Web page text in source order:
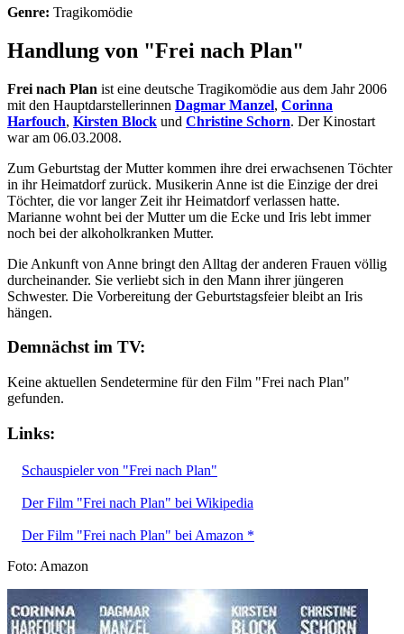
Genre: Tragikomödie
Handlung von "Frei nach Plan"
Frei nach Plan ist eine deutsche Tragikomödie aus dem Jahr 2006
mit den Hauptdarstellerinnen Dagmar Manzel, Corinna
Harfouch, Kirsten Block und Christine Schorn. Der Kinostart
war am 06.03.2008.
Zum Geburtstag der Mutter kommen ihre drei erwachsenen Töchter
in ihr Heimatdorf zurück. Musikerin Anne ist die Einzige der drei
Töchter, die vor langer Zeit ihr Heimatdorf verlassen hatte.
Marianne wohnt bei der Mutter um die Ecke und Iris lebt immer
noch bei der alkoholkranken Mutter.
Die Ankunft von Anne bringt den Alltag der anderen Frauen völlig
durcheinander. Sie verliebt sich in den Mann ihrer jüngeren
Schwester. Die Vorbereitung der Geburtstagsfeier bleibt an Iris
hängen.
Demnächst im TV:
Keine aktuellen Sendetermine für den Film "Frei nach Plan"
gefunden.
Links:
Schauspieler von "Frei nach Plan"
Der Film "Frei nach Plan" bei Wikipedia
Der Film "Frei nach Plan" bei Amazon *
Foto: Amazon